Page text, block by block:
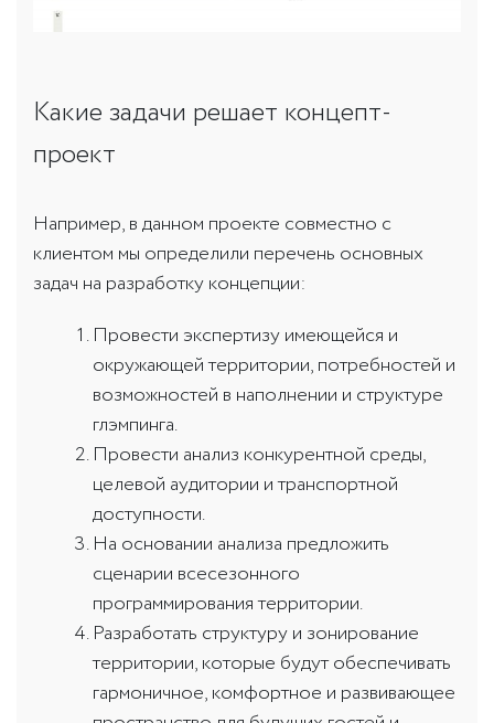
Какие задачи решает концепт-
проект
Например, в данном проекте совместно с
клиентом мы определили перечень основных
задач на разработку концепции:
Провести экспертизу имеющейся и
окружающей территории, потребностей и
возможностей в наполнении и структуре
глэмпинга.
Провести анализ конкурентной среды,
целевой аудитории и транспортной
доступности.
На основании анализа предложить
сценарии всесезонного
программирования территории.
Разработать структуру и зонирование
территории, которые будут обеспечивать
гармоничное, комфортное и развивающее